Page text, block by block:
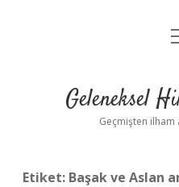
Geleneksel
Geçmişten
Etiket: Başak ve Aslan